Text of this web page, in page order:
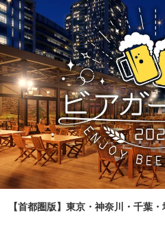
【首都圏版】東京・神奈川・千葉